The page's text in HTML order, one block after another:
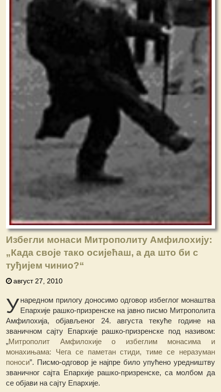
Избегли монаси Митрополиту Амфилохију:
„Када своје тако осијећаш, а да што би с
туђијем чинио?“
август 27, 2010
Унаредном прилогу доносимо одговор избеглог монаштва
Епархије рашко-призренске на јавно писмо Митрополита
Амфилохија, објављеног 24. августа текуће године на
званичном сајту Епархије рашко-призренске под називом:
„Митрополит Амфилохије о избеглим монасима и
монахињама: Чега се паметан стиди, тиме се неразуман
поноси”. Писмо-одговор је најпре било упућено уредништву
званичног сајта Епархије рашко-призренске, са молбом да
се објави на сајту Епархије.